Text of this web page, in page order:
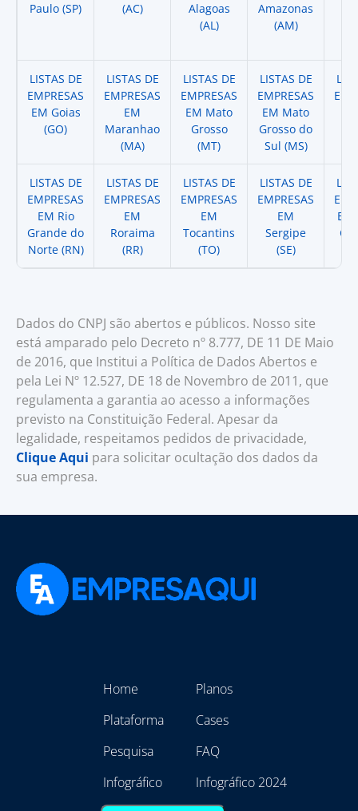
Paulo (SP)
(AC)
Alagoas
(AL)
Amazonas
(AM)
LISTAS DE
EMPRESAS
EM Goias
(GO)
LISTAS DE
EMPRESAS
EM
Maranhao
(MA)
LISTAS DE
EMPRESAS
EM Mato
Grosso
(MT)
LISTAS DE
EMPRESAS
EM Mato
Grosso do
Sul (MS)
LISTAS DE
EMPRESAS
EM Rio
Grande do
Norte (RN)
LISTAS DE
EMPRESAS
EM
Roraima
(RR)
LISTAS DE
EMPRESAS
EM
Tocantins
(TO)
LISTAS DE
EMPRESAS
EM
Sergipe
(SE)
EM
Dados do CNPJ são abertos e públicos. Nosso site
está amparado pelo Decreto nº 8.777, DE 11 DE Maio
de 2016, que Institui a Política de Dados Abertos e
pela Lei Nº 12.527, DE 18 de Novembro de 2011, que
regulamenta a garantia ao acesso a informações
previsto na Constituição Federal. Apesar da
legalidade, respeitamos pedidos de privacidade,
Clique Aqui para solicitar ocultação dos dados da
sua empresa.
Home
Plataforma
Pesquisa
Infográfico
Planos
Cases
FAQ
Infográfico 2024